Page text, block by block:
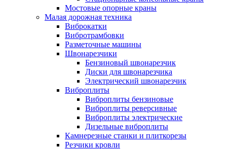
Мостовые опорные краны
Малая дорожная техника
Виброкатки
Вибротрамбовки
Разметочные машины
Швонарезчики
Бензиновый швонарезчик
Диски для швонарезчика
Электрический швонарезчик
Виброплиты
Виброплиты бензиновые
Виброплиты реверсивные
Виброплиты электрические
Дизельные виброплиты
Камнерезные станки и плиткорезы
Резчики кровли